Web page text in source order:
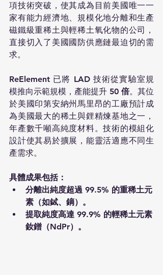
項技術突破，使其成為目前美國唯一一
家有能力經濟地、規模化地分離和生產
磁鐵級重稀土與輕稀土氧化物的公司，
直接切入了美國國防供應鏈最迫切的需
求。
ReElement 已將 LAD 技術從實驗室規
模推向示範規模，產能提升 50 倍。其位
於美國印第安納州馬里昂的工廠預計成
為美國最大的稀土與鋰精煉基地之一，
年產數千噸高純度材料。技術的模組化
設計使其易於擴展，能靈活適應不同生
產需求。
具體成果包括：
分離出純度超過 99.5% 的重稀土元
素（如鋱、鏑）。
提取純度高達 99.9% 的輕稀土元素
釹鐠（NdPr）。